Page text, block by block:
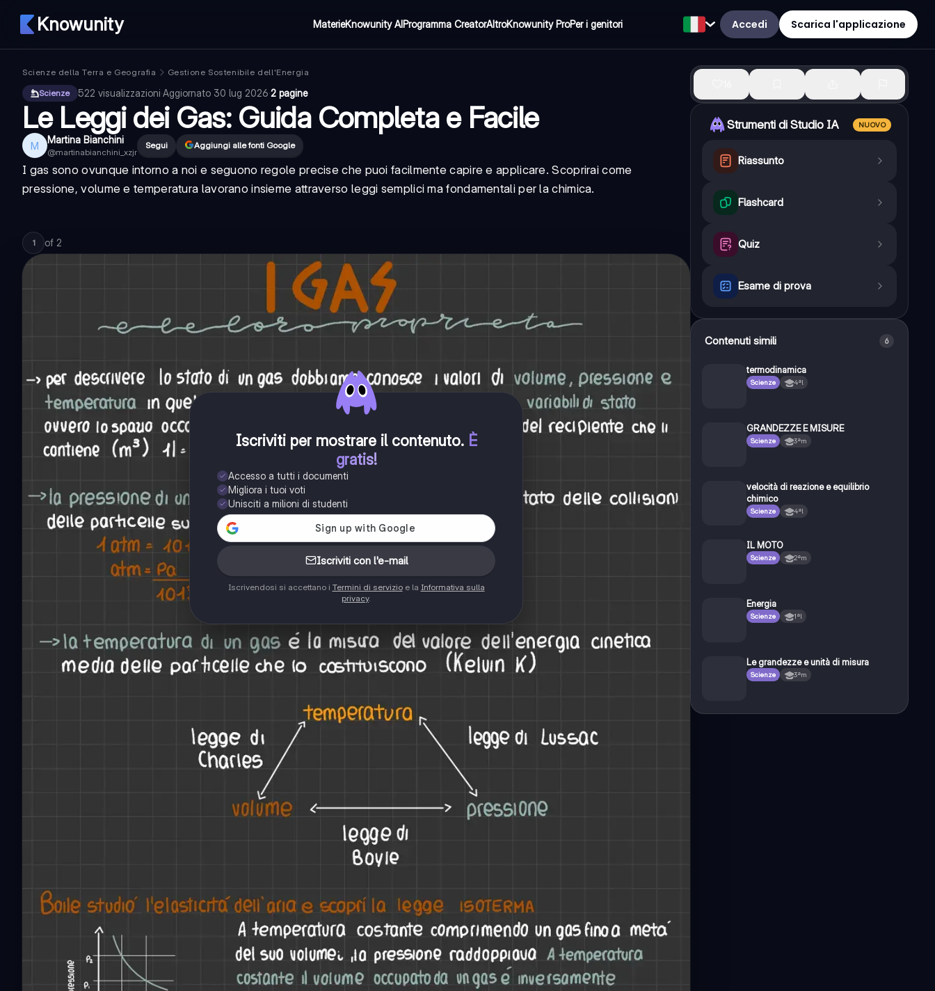
Knowunity MaterieKnowunity AIProgramma CreatorAltroKnowunity ProPer i genitori Accedi Scarica l'applicazione
Scienze della Terra e Geografia
Gestione Sostenibile dell'Energia
Scienze
522 visualizzazioni·Aggiornato 30 lug 2026·2 pagine
Le Leggi dei Gas: Guida Completa e Facile
M Martina Bianchini
@martinabianchini_xzjr
Segui Aggiungi alle fonti Google
I gas sono ovunque intorno a noi e seguono regole precise che puoi facilmente capire e applicare. Scoprirai come
pressione, volume e temperatura lavorano insieme attraverso leggi semplici ma fondamentali per la chimica.
1 of 2
Iscriviti per mostrare il contenuto. È
gratis!
Accesso a tutti i documenti
Migliora i tuoi voti
Unisciti a milioni di studenti
Iscriviti con l'e-mail
Iscrivendosi si accettano i Termini di servizioe la Informativa sulla
privacy.
Strumenti di Studio IA NUOVO
Riassunto
Flashcard
Quiz
Esame di prova
Contenuti simili 6
termodinamica
Scienze 4ªl
GRANDEZZE E MISURE
Scienze 3ªm
velocità di reazione e equilibrio
chimico
Scienze 4ªl
IL MOTO
Scienze 2ªm
Energia
Scienze 1ªl
Le grandezze e unità di misura
Scienze 3ªm